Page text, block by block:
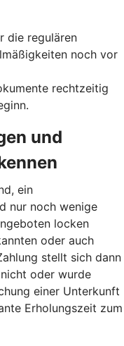
die regulären
noch vor
rechtzeitig
und
ein
nur noch wenige
locken
oder auch
stellt sich dann
oder wurde
einer Unterkunft
Erholungszeit zum